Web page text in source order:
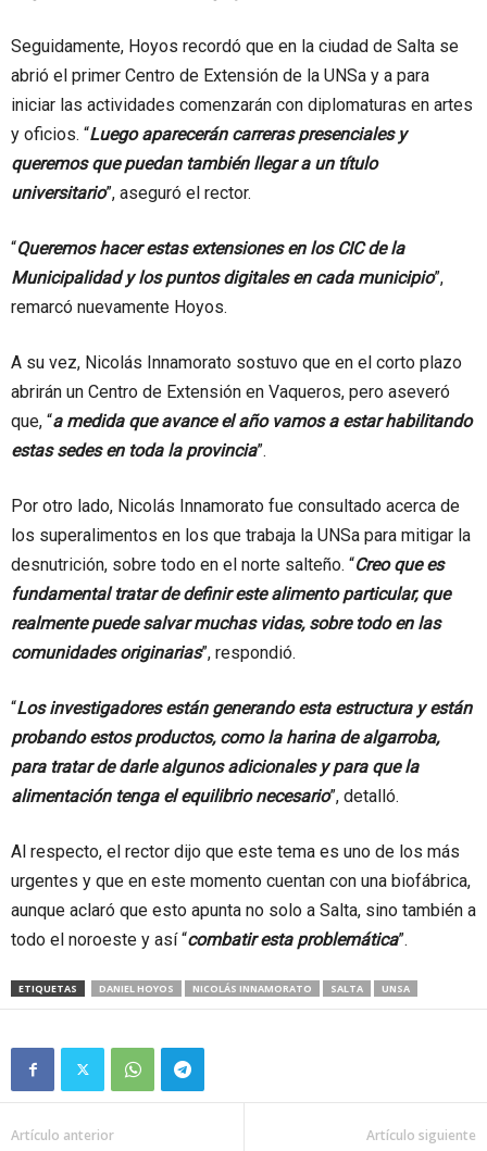
Seguidamente, Hoyos recordó que en la ciudad de Salta se
abrió el primer Centro de Extensión de la UNSa y a para
iniciar las actividades comenzarán con diplomaturas en artes
y oficios. “Luego aparecerán carreras presenciales y
queremos que puedan también llegar a un título
universitario”, aseguró el rector.
“Queremos hacer estas extensiones en los CIC de la
Municipalidad y los puntos digitales en cada municipio”,
remarcó nuevamente Hoyos.
A su vez, Nicolás Innamorato sostuvo que en el corto plazo
abrirán un Centro de Extensión en Vaqueros, pero aseveró
que, “a medida que avance el año vamos a estar habilitando
estas sedes en toda la provincia”.
Por otro lado, Nicolás Innamorato fue consultado acerca de
los superalimentos en los que trabaja la UNSa para mitigar la
desnutrición, sobre todo en el norte salteño. “Creo que es
fundamental tratar de definir este alimento particular, que
realmente puede salvar muchas vidas, sobre todo en las
comunidades originarias”, respondió.
“Los investigadores están generando esta estructura y están
probando estos productos, como la harina de algarroba,
para tratar de darle algunos adicionales y para que la
alimentación tenga el equilibrio necesario”, detalló.
Al respecto, el rector dijo que este tema es uno de los más
urgentes y que en este momento cuentan con una biofábrica,
aunque aclaró que esto apunta no solo a Salta, sino también a
todo el noroeste y así “combatir esta problemática”.
ETIQUETAS DANIEL HOYOS NICOLÁS INNAMORATO SALTA UNSA
Artículo anterior Artículo siguiente